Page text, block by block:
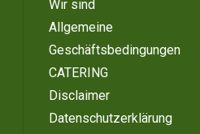
Wir sind
Allgemeine
Geschäftsbedingungen
CATERING
Disclaimer
Datenschutzerklärung